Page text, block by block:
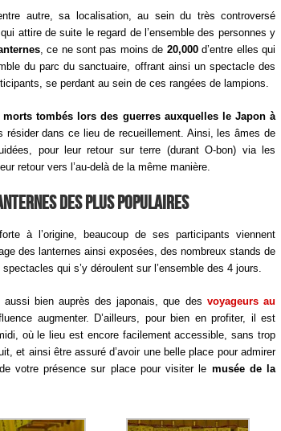
autre, sa localisation, au sein du très controversé
attire de suite le regard de l’ensemble des personnes y
, ce ne sont pas moins de 20,000d’entre elles qui
du parc du sanctuaire, offrant ainsi un spectacle des
se perdant au sein de ces rangées de lampions.
tombés lors des guerres auxquelles le Japon à
résider dans ce lieu de recueillement. Ainsi, les âmes de
pour leur retour sur terre (durant O-bon) via les
retour vers l’au-delà de la même manière.
des plus populaires
à l’origine, beaucoup de ses participants viennent
des lanternes ainsi exposées, des nombreux stands de
qui s’y déroulent sur l’ensemble des 4 jours.
bien auprès des japonais, que des voyageurs au
augmenter. D’ailleurs, pour bien en profiter, il est
où le lieu est encore facilement accessible, sans trop
et ainsi être assuré d’avoir une belle place pour admirer
votre présence sur place pour visiter le musée de la